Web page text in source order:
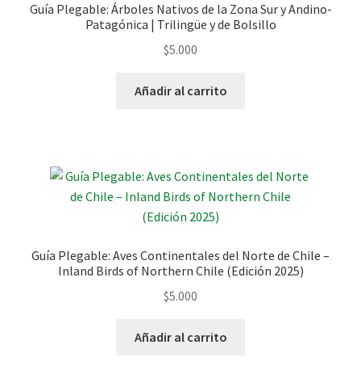
Guía Plegable: Árboles Nativos de la Zona Sur y Andino-
Patagónica | Trilingüe y de Bolsillo
$5.000
Añadir al carrito
Guía Plegable: Aves Continentales del Norte de Chile –
Inland Birds of Northern Chile (Edición 2025)
$5.000
Añadir al carrito